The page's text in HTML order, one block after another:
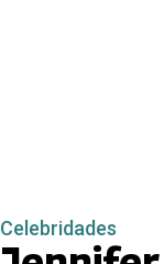
Celebridades